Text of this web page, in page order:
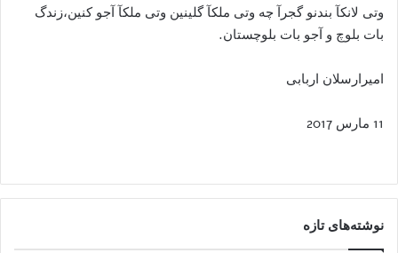
وتی لانکآ بندنو گجرآ چه وتی ملکآ گلینین وتی ملکآ آجو کنین،زندگ
بات بلوچ و آجو بات بلوچستان.
امیرارسلان اربابی
11 مارس 2017
نوشته‌های تازه